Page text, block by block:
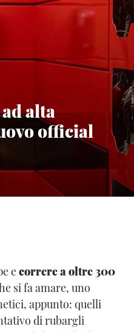
alta
official
ecorrere a oltre 300
si fa amare, uno
appunto: quelli
di rubargli